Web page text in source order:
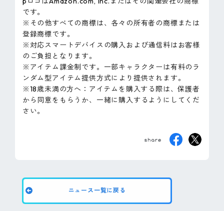
です。
※その他すべての商標は、各々の所有者の商標または
登録商標です。
※対応スマートデバイスの購入および通信料はお客様
のご負担となります。
※アイテム課金制です。一部キャラクターは有料のラ
ンダム型アイテム提供方式により提供されます。
※18歳未満の方へ：アイテムを購入する際は、保護者
から同意をもらうか、一緒に購入するようにしてくだ
さい。
ニュース一覧に戻る